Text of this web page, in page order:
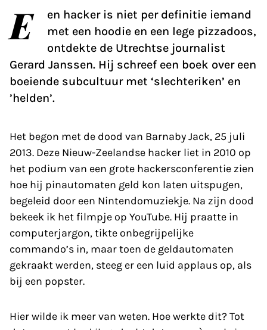
E
en hacker is niet per definitie iemand
met een hoodie en een lege pizzadoos,
ontdekte de Utrechtse journalist
Gerard Janssen. Hij schreef een boek over een
boeiende subcultuur met ‘slechteriken’ en
’helden’.
Het begon met de dood van Barnaby Jack, 25 juli
2013. Deze Nieuw-Zeelandse hacker liet in 2010 op
het podium van een grote hackersconferentie zien
hoe hij pinautomaten geld kon laten uitspugen,
begeleid door een Nintendomuziekje. Na zijn dood
bekeek ik het filmpje op YouTube. Hij praatte in
computerjargon, tikte onbegrijpelijke
commando’s in, maar toen de geldautomaten
gekraakt werden, steeg er een luid applaus op, als
bij een popster.
Hier wilde ik meer van weten. Hoe werkte dit? Tot